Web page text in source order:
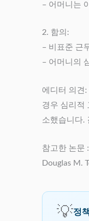
– 어머니는
2. 함의:
– 비표준 근
– 어머니의
에디터 의견
경우 심리적
소했습니다.
참고한 논문
Douglas M.
💡정